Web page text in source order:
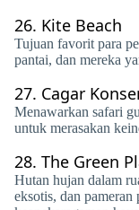
26. Kite Beach
Tujuan favorit para
pantai, dan mereka
27. Cagar
Menawarkan safari
untuk merasakan
28. The Green
Hutan hujan dalam
eksotis, dan